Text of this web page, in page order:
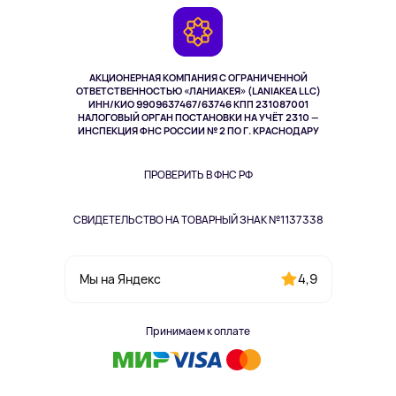
АКЦИОНЕРНАЯ КОМПАНИЯ С ОГРАНИЧЕННОЙ
ОТВЕТСТВЕННОСТЬЮ «ЛАНИАКЕЯ» (LANIAKEA LLC)
ИНН/КИО 9909637467/63746 КПП 231087001
НАЛОГОВЫЙ ОРГАН ПОСТАНОВКИ НА УЧЁТ 2310 —
ИНСПЕКЦИЯ ФНС РОССИИ № 2 ПО Г. КРАСНОДАРУ
ПРОВЕРИТЬ В ФНС РФ
СВИДЕТЕЛЬСТВО НА ТОВАРНЫЙ ЗНАК №1137338
Мы на Яндекс 4,9
Принимаем к оплате
Здоровье питомцев
Одежда и аксессуары